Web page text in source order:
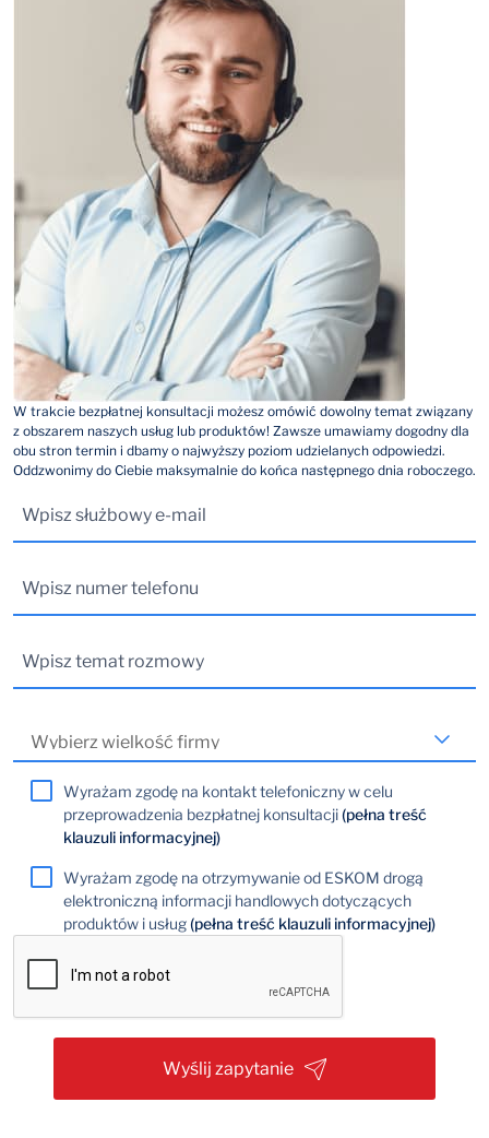
W trakcie bezpłatnej konsultacji możesz omówić dowolny temat związany
z obszarem naszych usług lub produktów! Zawsze umawiamy dogodny dla
obu stron termin i dbamy o najwyższy poziom udzielanych odpowiedzi.
Oddzwonimy do Ciebie maksymalnie do końca następnego dnia roboczego.
Wyrażam zgodę na kontakt telefoniczny w celu
przeprowadzenia bezpłatnej konsultacji(pełna treść
klauzuli informacyjnej)
Wyrażam zgodę na otrzymywanie od ESKOM drogą
elektroniczną informacji handlowych dotyczących
produktów i usług(pełna treść klauzuli informacyjnej)
Wyślij zapytanie